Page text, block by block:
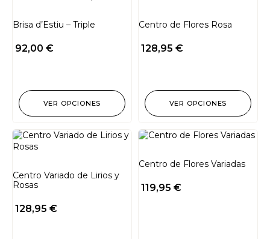
Brisa d’Estiu – Triple
92,00 €
VER OPCIONES
Centro de Flores Rosa
128,95 €
VER OPCIONES
Centro Variado de Lirios y
Rosas
128,95 €
Centro de Flores Variadas
119,95 €